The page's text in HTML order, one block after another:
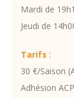
Mardi de
Jeudi de
Tarifs :
30 €/Saison
Adhésion